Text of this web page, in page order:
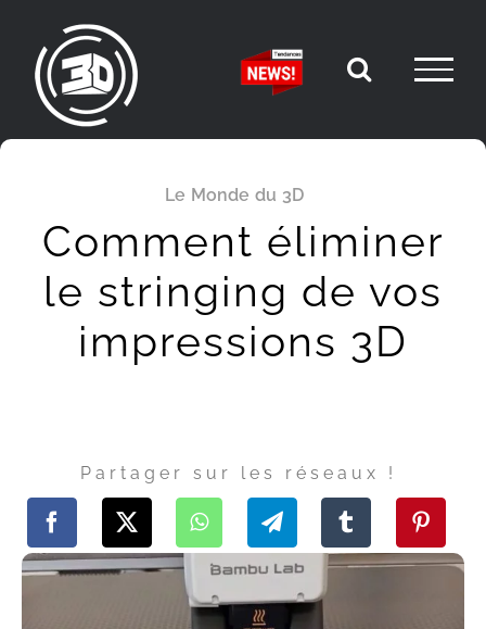
contenu
Le Monde du 3D
Comment éliminer
le stringing de vos
impressions 3D
Partager sur les réseaux !